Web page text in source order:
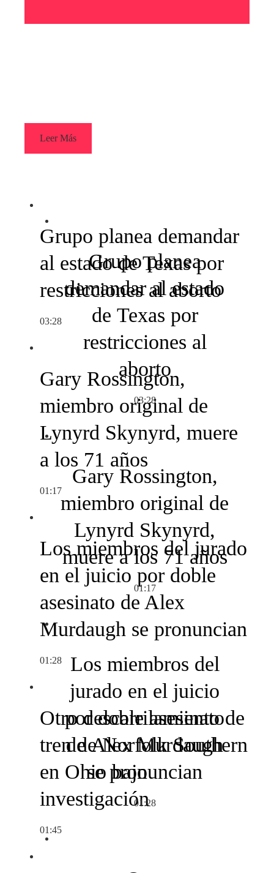
Grupo planea
demandar al estado
de Texas por
restricciones al
aborto
03:28
Gary Rossington,
miembro original de
Lynyrd Skynyrd,
muere a los 71 años
01:17
Los miembros del
jurado en el juicio
por doble asesinato
de Alex Murdaugh
se pronuncian
01:28
Leer Más
Grupo planea demandar
al estado de Texas por
restricciones al aborto
03:28
Gary Rossington,
miembro original de
Lynyrd Skynyrd, muere
a los 71 años
01:17
Los miembros del jurado
en el juicio por doble
asesinato de Alex
Murdaugh se pronuncian
01:28
Otro descarrilamiento de
tren de Norfolk Southern
en Ohio bajo
investigación
01:45